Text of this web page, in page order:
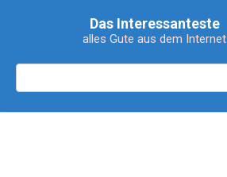
Das Interessanteste
alles Gute aus dem Internet